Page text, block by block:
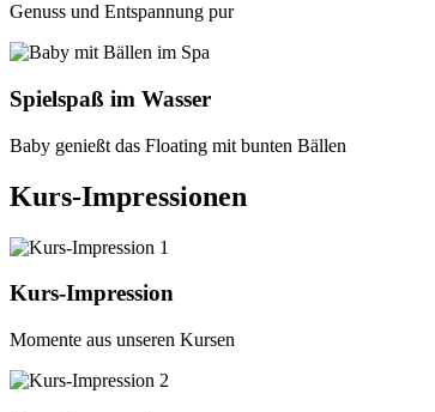
Genuss und Entspannung pur
Spielspaß im Wasser
Baby genießt das Floating mit bunten Bällen
Kurs-Impressionen
Kurs-Impression
Momente aus unseren Kursen